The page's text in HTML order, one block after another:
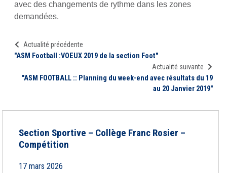
avec des changements de rythme dans les zones
demandées.
Actualité précédente
"ASM Football :VOEUX 2019 de la section Foot"
Actualité suivante
"ASM FOOTBALL :: Planning du week-end avec résultats du 19
au 20 Janvier 2019"
Section Sportive – Collège Franc Rosier –
Compétition
17 mars 2026